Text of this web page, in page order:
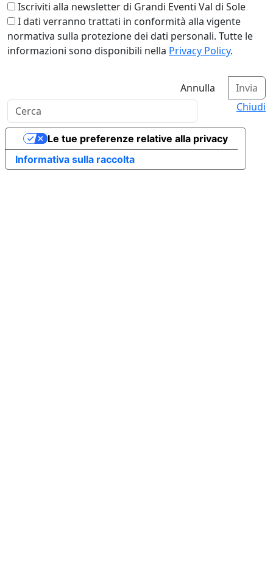
Iscriviti alla newsletter di Grandi Eventi Val di Sole
I dati verranno trattati in conformità alla vigente
normativa sulla protezione dei dati personali. Tutte le
informazioni sono disponibili nella Privacy Policy.
Annulla
Invia
Chiudi
Informativa sulla raccolta
Le tue preferenze relative alla privacy